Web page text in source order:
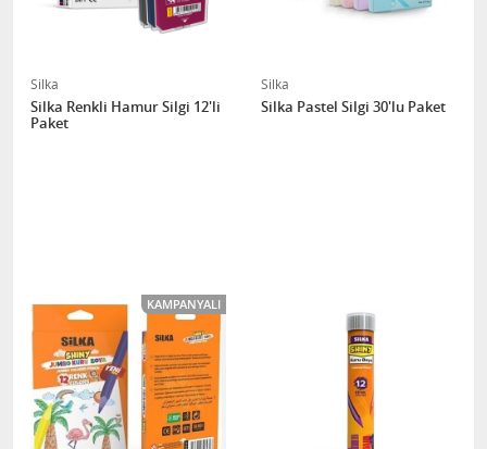
Silka
Silka Renkli Hamur Silgi 12'li
Paket
Silka
Silka Pastel Silgi 30'lu Paket
KAMPANYALI